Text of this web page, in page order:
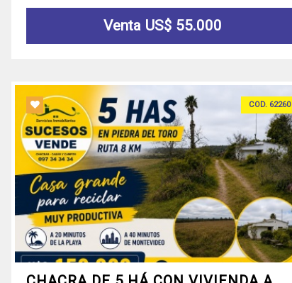
Venta US$ 55.000
COD. 62260